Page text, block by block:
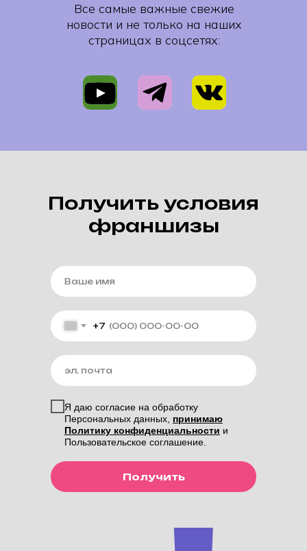
Все самые важные свежие
новости и не только на наших
страницах в соцсетях:
Получить условия
франшизы
+7
Я даю согласие на обработку
Персональных данных, принимаю
Политику конфиденциальности и
Пользовательское соглашение.
Получить